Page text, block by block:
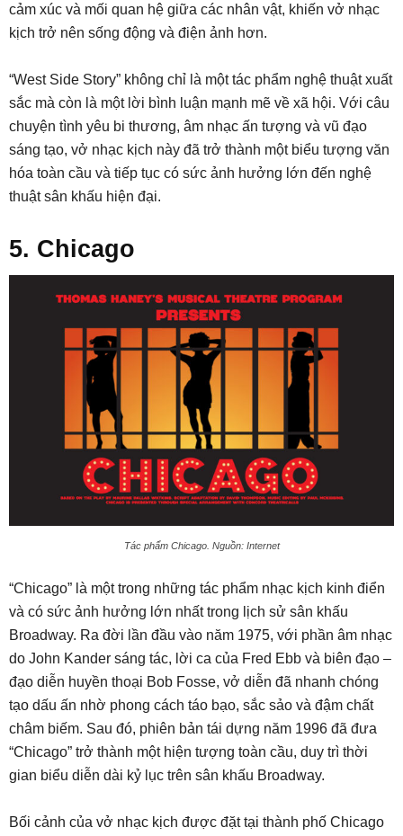
cảm xúc và mối quan hệ giữa các nhân vật, khiến vở nhạc
kịch trở nên sống động và điện ảnh hơn.
“West Side Story” không chỉ là một tác phẩm nghệ thuật xuất
sắc mà còn là một lời bình luận mạnh mẽ về xã hội. Với câu
chuyện tình yêu bi thương, âm nhạc ấn tượng và vũ đạo
sáng tạo, vở nhạc kịch này đã trở thành một biểu tượng văn
hóa toàn cầu và tiếp tục có sức ảnh hưởng lớn đến nghệ
thuật sân khấu hiện đại.
5. Chicago
Tác phẩm Chicago. Nguồn: Internet
“Chicago” là một trong những tác phẩm nhạc kịch kinh điển
và có sức ảnh hưởng lớn nhất trong lịch sử sân khấu
Broadway. Ra đời lần đầu vào năm 1975, với phần âm nhạc
do John Kander sáng tác, lời ca của Fred Ebb và biên đạo –
đạo diễn huyền thoại Bob Fosse, vở diễn đã nhanh chóng
tạo dấu ấn nhờ phong cách táo bạo, sắc sảo và đậm chất
châm biếm. Sau đó, phiên bản tái dựng năm 1996 đã đưa
“Chicago” trở thành một hiện tượng toàn cầu, duy trì thời
gian biểu diễn dài kỷ lục trên sân khấu Broadway.
Bối cảnh của vở nhạc kịch được đặt tại thành phố Chicago